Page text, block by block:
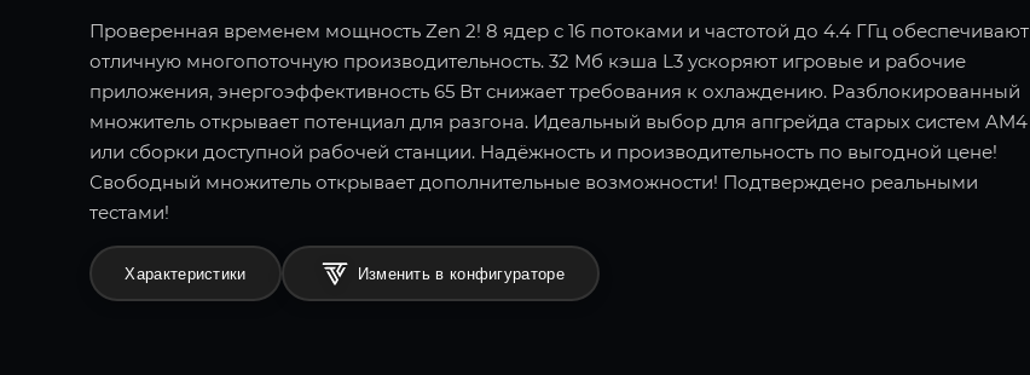
Проверенная временем мощность Zen 2! 8 ядер с 16 потоками и частотой до 4.4 ГГц обеспечивают
отличную многопоточную производительность. 32 Мб кэша L3 ускоряют игровые и рабочие
приложения, энергоэффективность 65 Вт снижает требования к охлаждению. Разблокированный
множитель открывает потенциал для разгона. Идеальный выбор для апгрейда старых систем AM4
или сборки доступной рабочей станции. Надёжность и производительность по выгодной цене!
Свободный множитель открывает дополнительные возможности! Подтверждено реальными
тестами!
Характеристики Изменить в конфигураторе